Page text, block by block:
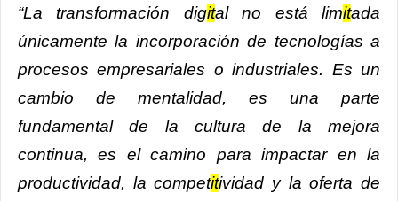
“La transformación digital no está limitada
únicamente la incorporación de tecnologías a
procesos empresariales o industriales. Es un
cambio de mentalidad, es una parte
fundamental de la cultura de la mejora
continua, es el camino para impactar en la
productividad, la competitividad y la oferta de